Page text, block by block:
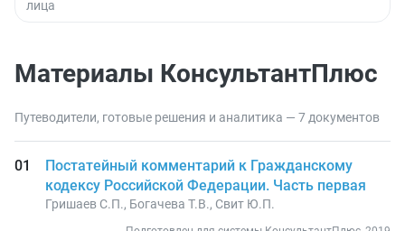
лица
Материалы КонсультантПлюс
Путеводители, готовые решения и аналитика — 7 документов
Постатейный комментарий к Гражданскому
кодексу Российской Федерации. Часть первая
Гришаев С.П., Богачева Т.В., Свит Ю.П.